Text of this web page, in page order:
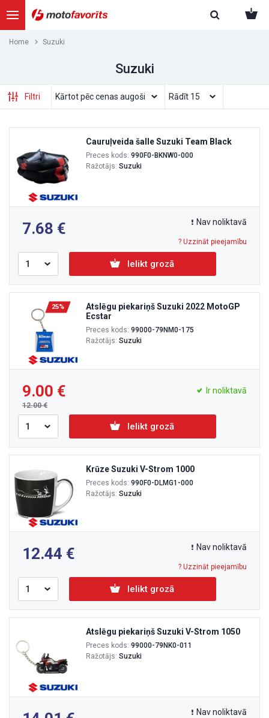
Home Suzuki
Suzuki
Filtri
Cauruļveida šalle Suzuki Team Black
Preces kods: 990F0-BKNW0-000
Ražotājs: Suzuki
7.68 Nav noliktavā
? Uzzināt pieejamību
Ielikt grozā
25%
Atslēgu piekariņš Suzuki 2022 MotoGP
Ecstar
Preces kods: 99000-79NM0-175
Ražotājs: Suzuki
9.00
12.00
Ir noliktavā
Ielikt grozā
Krūze Suzuki V-Strom 1000
Preces kods: 990F0-DLMG1-000
Ražotājs: Suzuki
12.44 Nav noliktavā
? Uzzināt pieejamību
Ielikt grozā
Atslēgu piekariņš Suzuki V-Strom 1050
Preces kods: 99000-79NK0-011
Ražotājs: Suzuki
Nav noliktavā